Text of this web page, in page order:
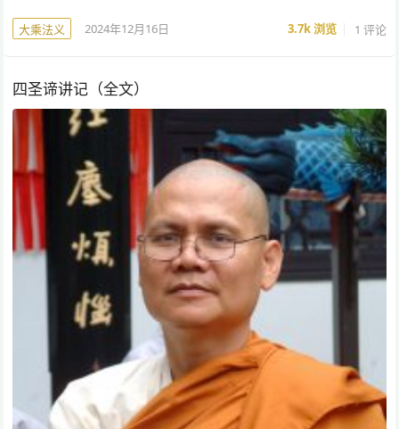
大乘法义 2024年12月16日 3.7k浏览 1 评论
四圣谛讲记（全文）